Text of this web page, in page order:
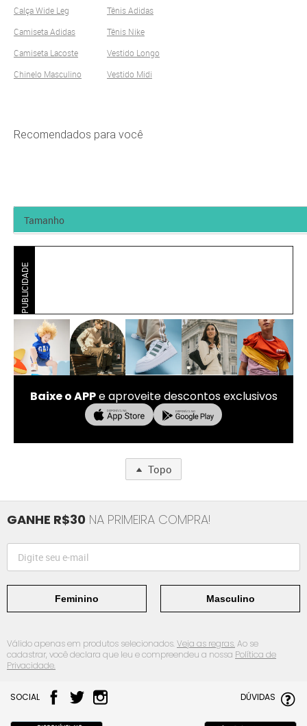
Calça Wide Leg
Camiseta Adidas
Camiseta Lacoste
Chinelo Masculino
Tênis Adidas
Tênis Nike
Vestido Longo
Vestido Midi
Recomendados para você
PUBLICIDADE
Baixe o APPe aproveite descontos exclusivos
Topo
GANHE R$30 NA PRIMEIRA COMPRA!
Feminino Masculino
Válido apenas em produtos selecionados.Veja as regras.Ao se
cadastrar, você declara que leu e compreendeu a nossa Política de
Privacidade.
SOCIAL DÚVIDAS